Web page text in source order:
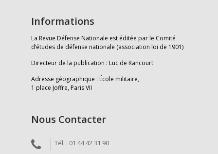
Informations
La Revue Défense Nationale est éditée par le Comité
d’études de défense nationale (association loi de 1901)
Directeur de la publication : Luc de Rancourt
Adresse géographique : École militaire,
1 place Joffre, Paris VII
Nous Contacter
Tél. : 01 44 42 31 90